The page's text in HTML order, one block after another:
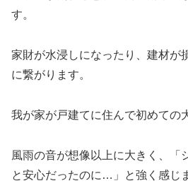
す。
家財が水浸しになったり、建材が
に繋がります。
我が家が戸建てに住んで初めての
風雨の音が想像以上に大きく、「
と安心だったのに…」と強く感じ